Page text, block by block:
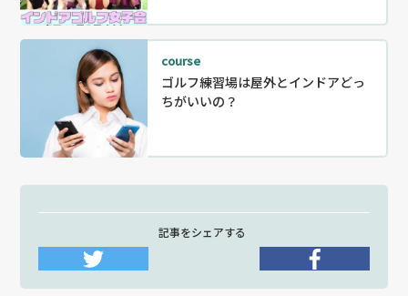
course
ゴルフ練習場は屋外とインドアどっ
ちがいいの？
記事をシェアする